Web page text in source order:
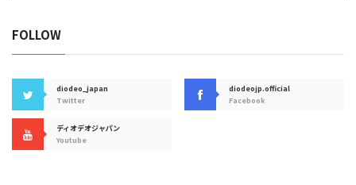
FOLLOW
diodeo_japan
Twitter
diodeojp.official
Facebook
ディオデオジャパン
Youtube